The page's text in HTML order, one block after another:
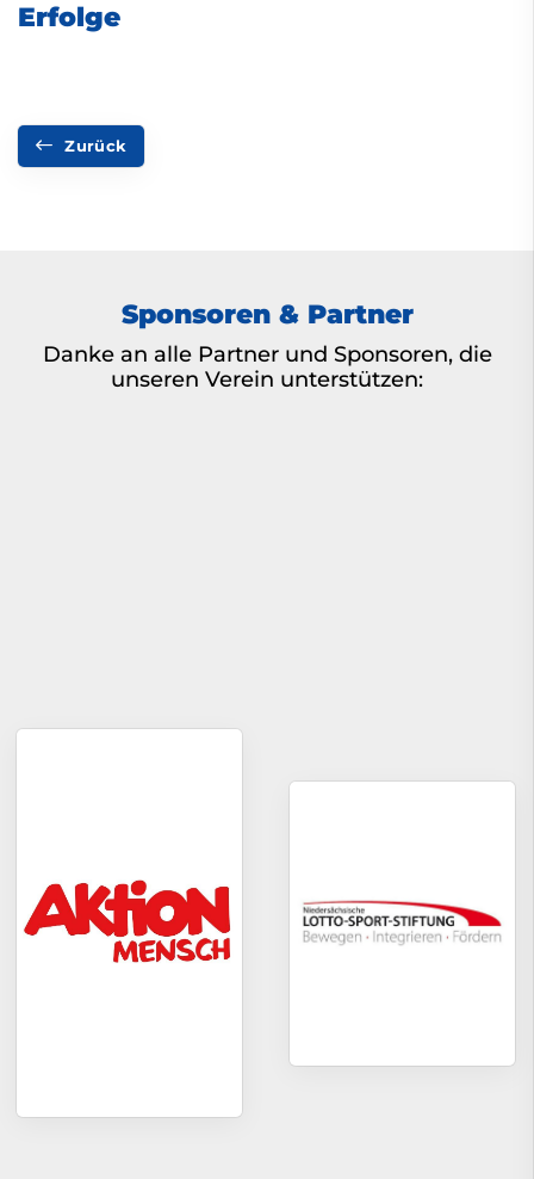
Erfolge
Zurück
Sponsoren & Partner
Danke an alle Partner und Sponsoren, die
unseren Verein unterstützen: